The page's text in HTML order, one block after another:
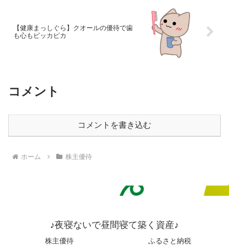
【健康まっしぐら】クオールの優待で歯
も心もピッカピカ
コメント
コメントを書き込む
ホーム 株主優待
♪夜寝ないで昼間寝て築く資産♪
株主優待
ふるさと納税